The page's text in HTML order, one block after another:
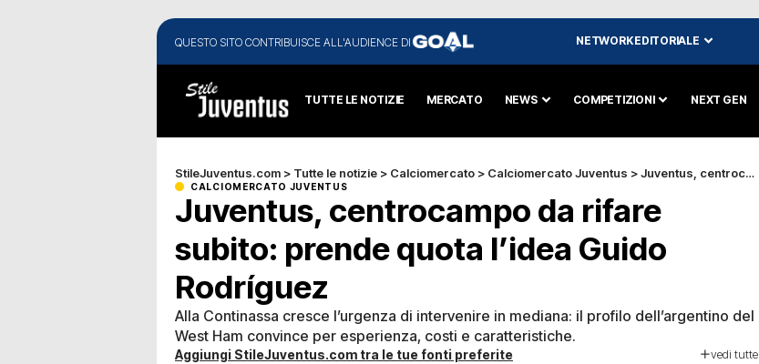
QUESTO SITO CONTRIBUISCE ALL'AUDIENCE DI NETWORK EDITORIALE
TUTTE LE NOTIZIE MERCATO NEWS COMPETIZIONI NEXT GEN
StileJuventus.com > Tutte le notizie > Calciomercato > Calciomercato Juventus >Juventus, centrocampo da rifare subito: prende quota l’idea Guido Rodríguez
CALCIOMERCATO JUVENTUS
Juventus, centrocampo da rifare
subito: prende quota l’idea Guido
Rodríguez
Alla Continassa cresce l’urgenza di intervenire in mediana: il profilo dell’argentino del
West Ham convince per esperienza, costi e caratteristiche.
Aggiungi StileJuventus.com tra le tue fonti preferite vedi tutte